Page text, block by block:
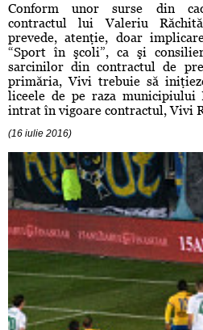
Conform unor surse din
contractul lui Valeriu
prevede, atenţie, doar
“Sport în şcoli”, ca şi
sarcinilor din contractul de
primăria, Vivi trebuie să
liceele de pe raza
intrat în vigoare contractul, Vivi
(16 iulie 2016)